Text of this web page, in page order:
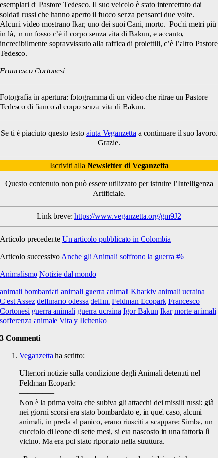
esemplari di Pastore Tedesco. Il suo veicolo è stato intercettato dai
soldati russi che hanno aperto il fuoco senza pensarci due volte.
Alcuni video mostrano Ikar, uno dei suoi Cani, morto. Pochi metri più
in là, in un fosso c’è il corpo senza vita di Bakun, e accanto,
incredibilmente sopravvissuto alla raffica di proiettili, c’è l’altro Pastore
Tedesco.
Francesco Cortonesi
Fotografia in apertura: fotogramma di un video che ritrae un Pastore
Tedesco di fianco al corpo senza vita di Bakun.
Se ti è piaciuto questo testo aiuta Veganzetta a continuare il suo lavoro.
Grazie.
Iscriviti alla Newsletter di Veganzetta
Questo contenuto non può essere utilizzato per istruire l’Intelligenza
Artificiale.
Link breve: https://www.veganzetta.org/gm9J2
Articolo precedente Un articolo pubblicato in Colombia
Articolo successivo Anche gli Animali soffrono la guerra #6
Animalismo Notizie dal mondo
animali bombardati animali guerra animali Kharkiv animali ucraina
C'est Assez delfinario odessa delfini Feldman Ecopark Francesco
Cortonesi guerra animali guerra ucraina Igor Bakun Ikar morte animali
sofferenza animale Vitaly Ilchenko
3 Commenti
Veganzetta ha scritto:
Ulteriori notizie sulla condizione degli Animali detenuti nel
Feldman Ecopark:
————–
Non è la prima volta che subiva gli attacchi dei missili russi: già
nei giorni scorsi era stato bombardato e, in quel caso, alcuni
animali, in preda al panico, erano riusciti a scappare: Simba, un
cucciolo di leone di sette mesi, si era nascosto in una fattoria lì
vicino. Ma era poi stato riportato nella struttura.